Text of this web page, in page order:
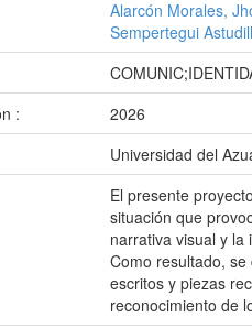
Alarcón Morales,
Sempertegui
:
2026
Universidad del
El presente
situación que
narrativa visual y
Como resultado,
escritos y piezas
reconocimiento de